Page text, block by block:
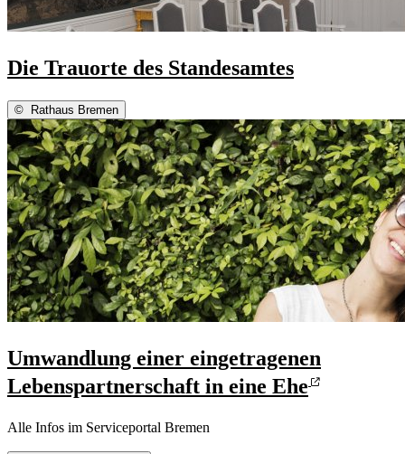
Die Trauorte des Standesamtes
© Rathaus Bremen
Umwandlung einer eingetragenen
Lebenspartnerschaft in eine Ehe
Alle Infos im Serviceportal Bremen